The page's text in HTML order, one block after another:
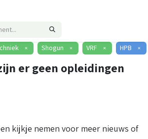
× Shogun × VRF × HPB ×
er geen opleidingen
kijkje nemen voor meer nieuws of